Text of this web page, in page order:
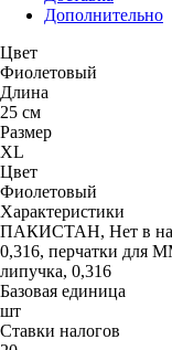
Дополнительно
Цвет
Фиолетовый
Длина
25 см
Размер
XL
Цвет
Фиолетовый
Характеристики
ПАКИСТАН, Нет в
0,316, перчатки для
липучка, 0,316
Базовая единица
шт
Ставки налогов